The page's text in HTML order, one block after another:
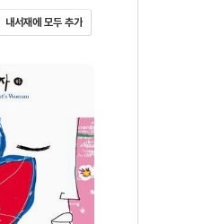
내서재에 모두 추가